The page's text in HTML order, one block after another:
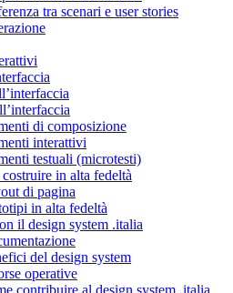
tra scenari e user stories
di composizione
interattivi
testuali (microtesti)
in alta fedeltà
di pagina
in alta fedeltà
il design system .italia
del design system
operative
contribuire al design system .italia